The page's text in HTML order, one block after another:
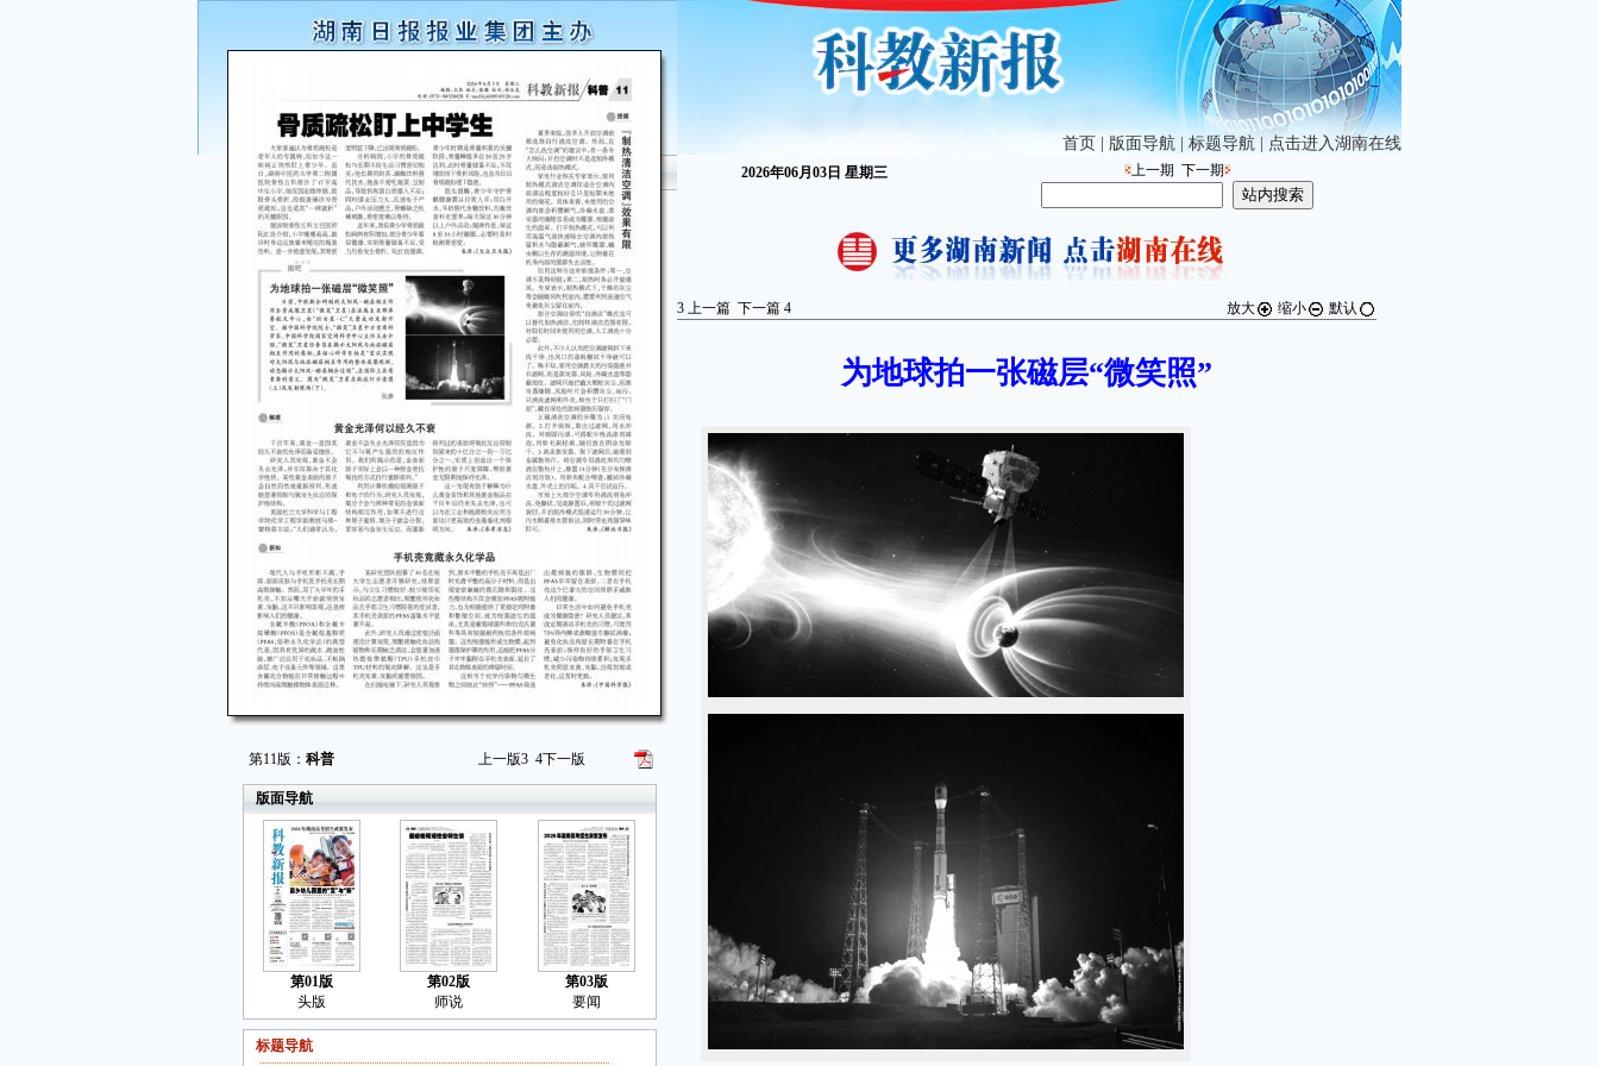
第11版： 科普 上一版3 4下一版
版面导航
第01版
头版
第02版
师说
第03版
要闻
标题导航
首页 版面导航 标题导航 点击进入湖南在线
2026年06月03日 星期三 上一期 下一期
3 上一篇 下一篇 4 放大 缩小 默认
为地球拍一张磁层“微笑照”